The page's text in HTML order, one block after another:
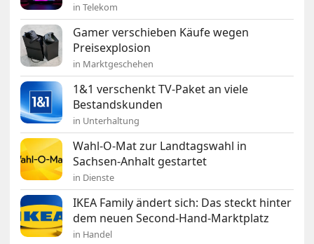
in Telekom
Gamer verschieben Käufe wegen
Preisexplosion
in Marktgeschehen
1&1 verschenkt TV-Paket an viele
Bestandskunden
in Unterhaltung
Wahl-O-Mat zur Landtagswahl in
Sachsen-Anhalt gestartet
in Dienste
IKEA Family ändert sich: Das steckt hinter
dem neuen Second-Hand-Marktplatz
in Handel